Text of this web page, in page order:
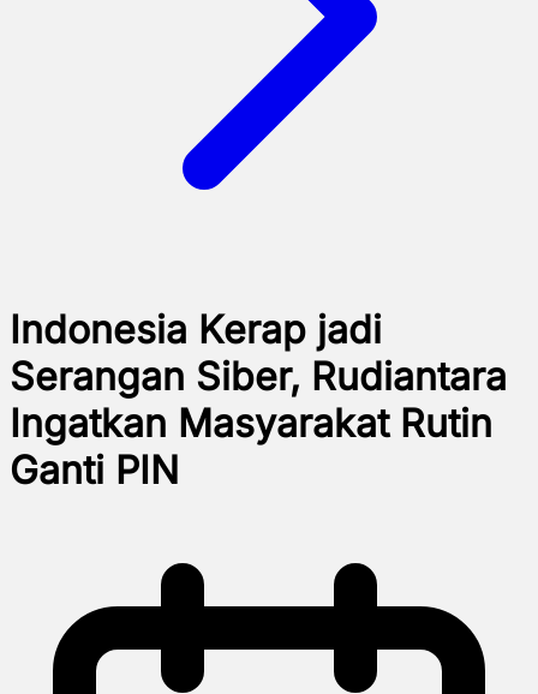
Indonesia Kerap jadi
Serangan Siber, Rudiantara
Ingatkan Masyarakat Rutin
Ganti PIN